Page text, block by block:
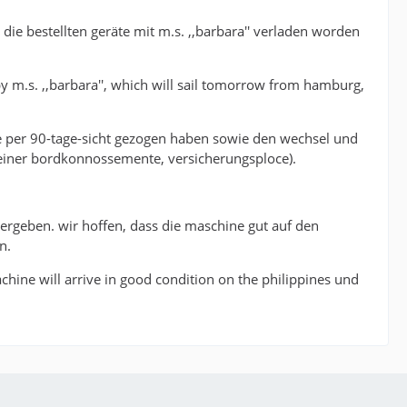
bestellten geräte mit m.s. ,,barbara'' verladen worden
m.s. ,,barbara'', which will sail tomorrow from hamburg,
90-tage-sicht gezogen haben sowie den wechsel und
bordkonnossemente, versicherungsploce).
wir hoffen, dass die maschine gut auf den
will arrive in good condition on the philippines und